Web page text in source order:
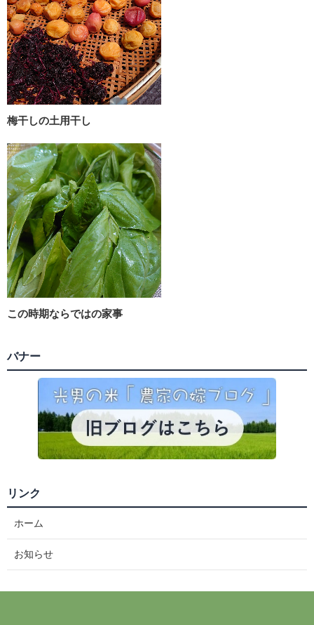
梅干しの土用干し
この時期ならではの家事
バナー
リンク
ホーム
お知らせ